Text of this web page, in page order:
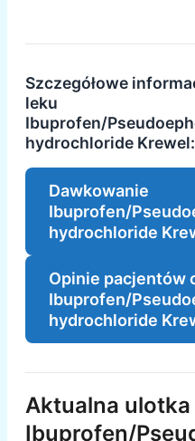
Szczegółowe
leku
Ibuprofen/
hydrochloride Krewel:
Dawkowanie
Ibuprofen/
hydrochloride
Opinie pacjentów
Ibuprofen/
hydrochloride
Aktualna ulotka
Ibuprofen/